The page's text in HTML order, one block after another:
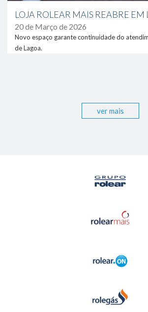
LOJA ROLEAR MAIS REABRE EM
20 de Março de 2026
Novo espaço garante continuidade do
de Lagoa.
ver mais